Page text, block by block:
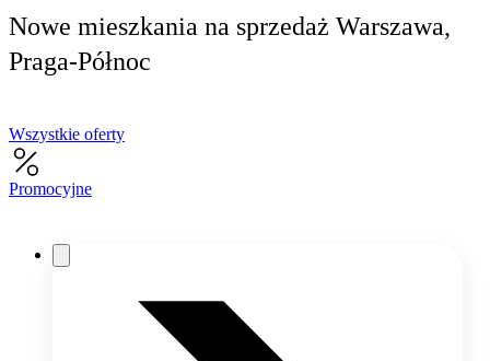
Nowe mieszkania na sprzedaż Warszawa,
Praga-Północ
Wszystkie oferty
Promocyjne